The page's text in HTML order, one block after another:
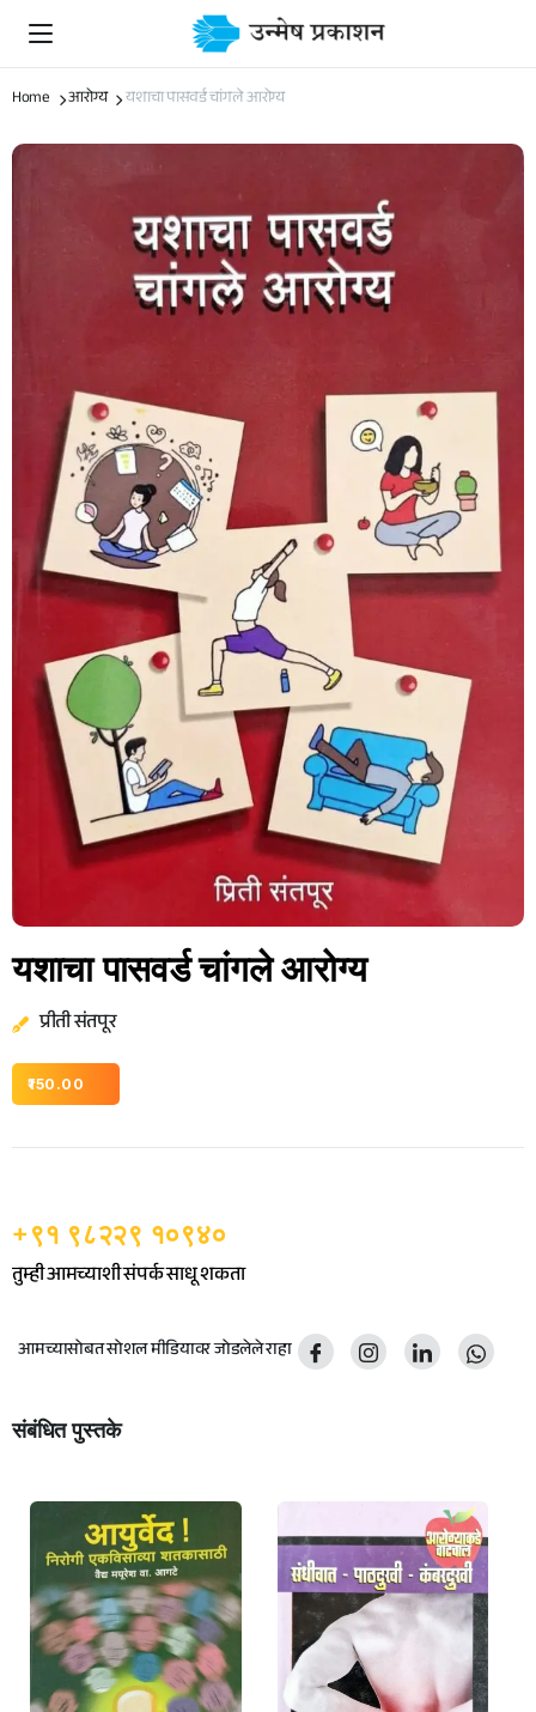
Home आरोग्य यशाचा पासवर्ड चांगले आरोग्य
यशाचा पासवर्ड चांगले आरोग्य
प्रीती संतपूर
150.00
+९१ ९८२२९ १०९४०
तुम्ही आमच्याशी संपर्क साधू शकता
आमच्यासोबत सोशल मीडियावर जोडलेले राहा
संबंधित पुस्तके